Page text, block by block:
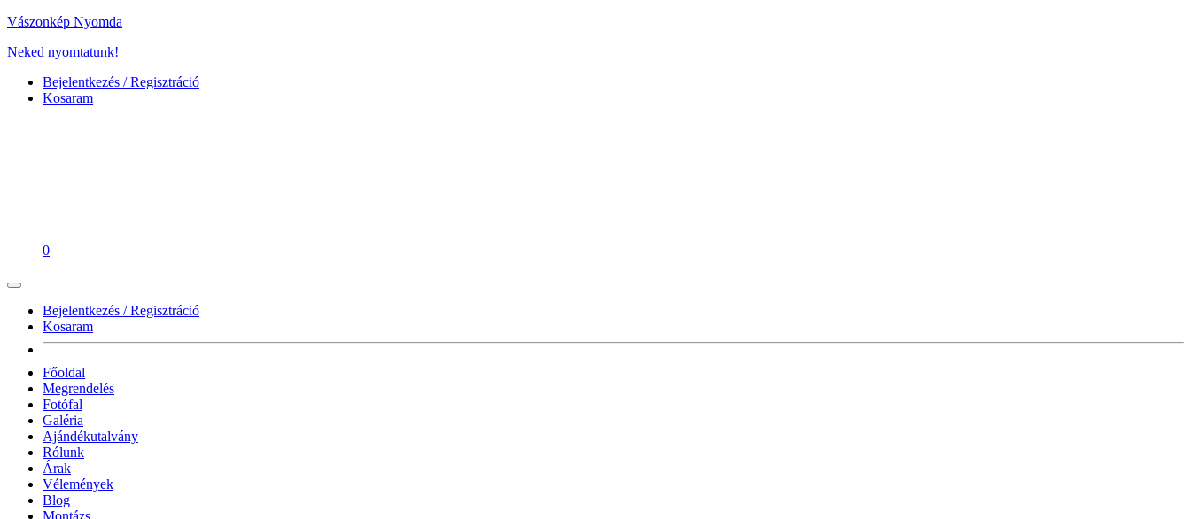
Vászonkép Nyomda
Neked nyomtatunk!
Bejelentkezés / Regisztráció
Kosaram
0
Bejelentkezés / Regisztráció
Kosaram
Főoldal
Megrendelés
Fotófal
Galéria
Ajándékutalvány
Rólunk
Árak
Vélemények
Blog
Montázs